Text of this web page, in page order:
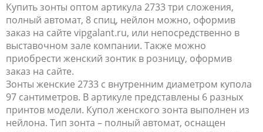
Купить зонты оптом артикула 2733 три сложения,
полный автомат, 8 спиц, нейлон можно, оформив
заказ на сайте vipgalant.ru, или непосредственно в
выставочном зале компании. Также можно
приобрести женский зонтик в розницу, оформив
заказ на сайте.
Зонты женские 2733 с внутренним диаметром купола
97 сантиметров. В артикуле представлены 6 разных
принтов модели. Купол женского зонта выполнен из
нейлона. Тип зонта – полный автомат, оснащен